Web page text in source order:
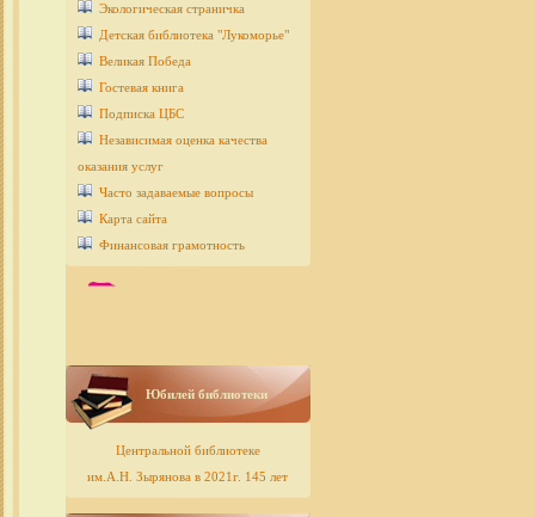
Экологическая страничка
Детcкая библиотека "Лукоморье"
Великая Победа
Гостевая книга
Подписка ЦБС
Независимая оценка качества
оказания услуг
Часто задаваемые вопросы
Карта сайта
Финансовая грамотность
Юбилей библиотеки
Центральной библиотеке
им.А.Н. Зырянова в 2021г. 145 лет